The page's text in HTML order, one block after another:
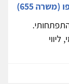
655)
0–3 עם עיכוב התפתחותי.